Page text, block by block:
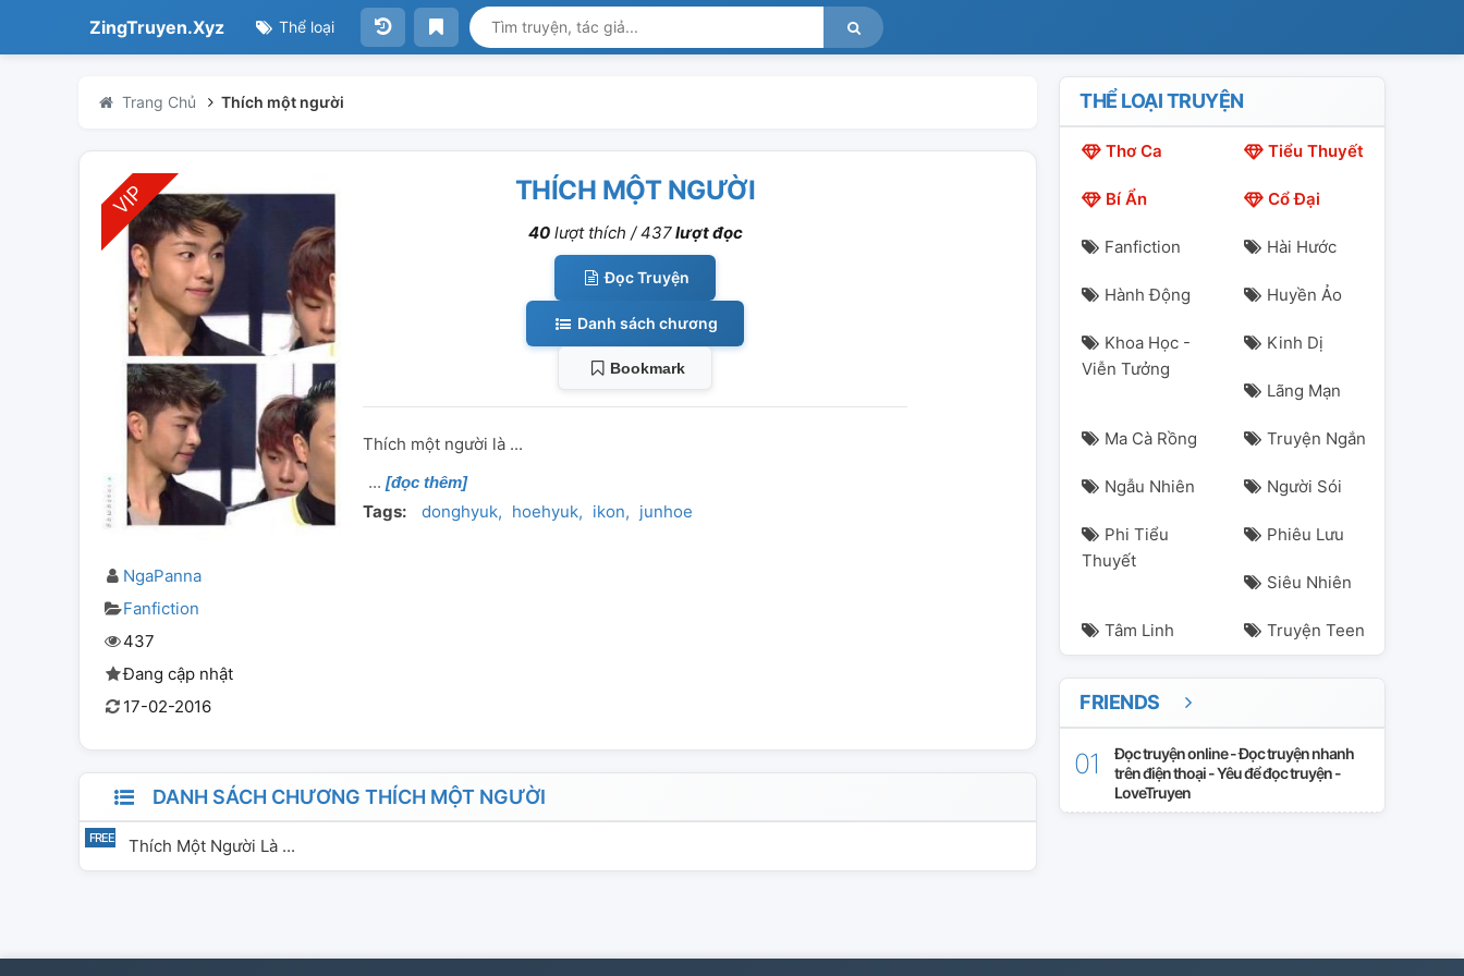
ZingTruyen.Xyz Thể loại
Trang Chủ Thích một người
NgaPanna
Fanfiction
437
Đang cập nhật
17-02-2016
THÍCH MỘT NGƯỜI
40lượt thích /437lượt đọc
Đọc Truyện
Danh sách chương
Bookmark
Thích một người là ...
[đọc thêm]
Tags: donghyuk hoehyuk ikon junhoe
DANH SÁCH CHƯƠNG THÍCH MỘT NGƯỜI
Thích Một Người Là ...
THỂ LOẠI TRUYỆN
Thơ Ca Tiểu Thuyết
Bí Ẩn Cổ Đại
Fanfiction Hài Hước
Hành Động Huyền Ảo
Khoa Học -
Viễn Tưởng
Kinh Dị
Lãng Mạn
Ma Cà Rồng Truyện Ngắn
Ngẫu Nhiên Người Sói
Phi Tiểu
Thuyết
Phiêu Lưu
Siêu Nhiên
Tâm Linh Truyện Teen
FRIENDS
Đọc truyện online - Đọc truyện nhanh
trên điện thoại - Yêu để đọc truyện -
LoveTruyen